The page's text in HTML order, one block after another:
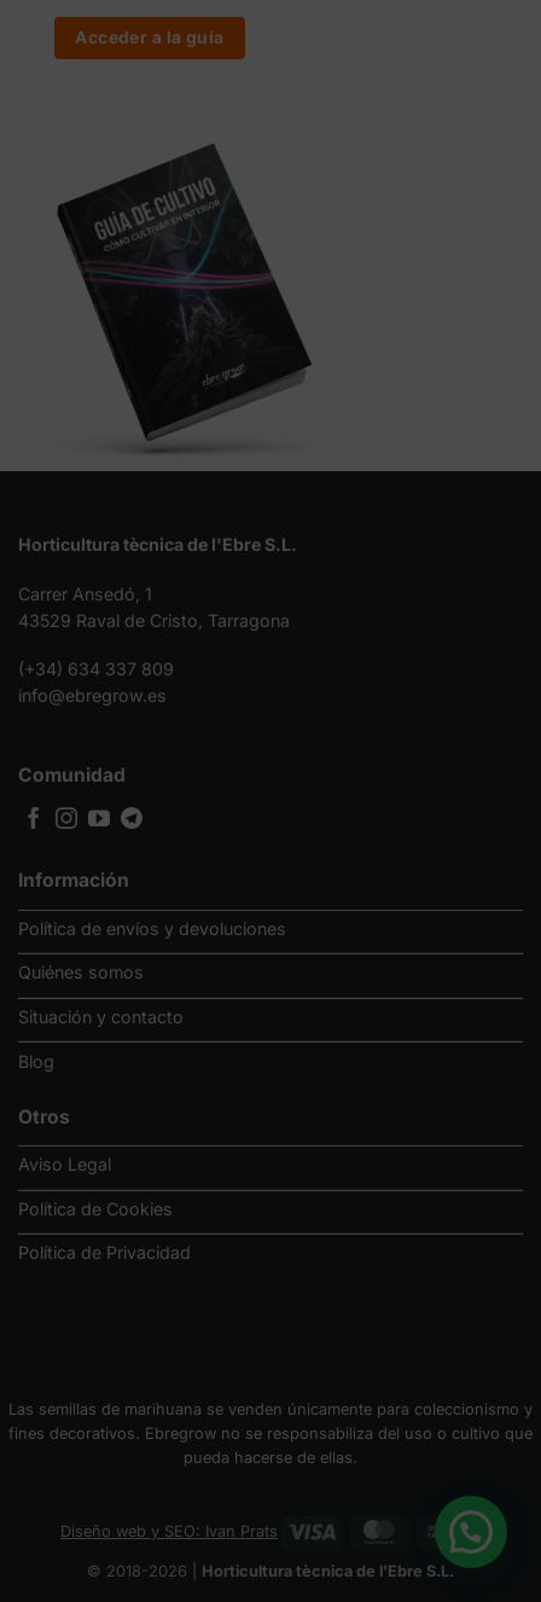
Acceder a la guía
Horticultura tècnica de l'Ebre S.L.
Carrer Ansedó, 1
43529 Raval de Cristo, Tarragona
(+34) 634 337 809
info@ebregrow.es
Información
Política de envíos y devoluciones
Quiénes somos
Situación y contacto
Blog
Otros
Aviso Legal
Política de Cookies
Política de Privacidad
Comunidad
Las semillas de marihuana se venden únicamente para coleccionismo y
fines decorativos. Ebregrow no se responsabiliza del uso o cultivo que
pueda hacerse de ellas.
Diseño web y SEO: Ivan Prats Visa MasterCardBank
Transfer
© 2018-2026 | Horticultura tècnica de l'Ebre S.L.